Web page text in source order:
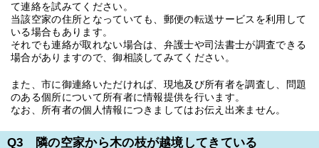
て連絡を試みてください。
当該空家の住所となっていても、郵便の転送サービスを利用して
いる場合もあります。
それでも連絡が取れない場合は、弁護士や司法書士が調査できる
場合がありますので、御相談してみてください。
また、市に御連絡いただければ、現地及び所有者を調査し、問題
のある個所について所有者に情報提供を行います。
なお、所有者の個人情報につきましてはお伝え出来ません。
Q3 隣の空家から木の枝が越境してきている